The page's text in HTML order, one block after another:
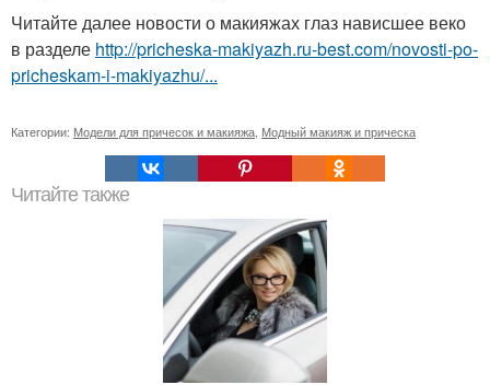
Читайте далее новости о макияжах глаз нависшее веко
в разделе http://pricheska-makiyazh.ru-best.com/novosti-po-
pricheskam-i-makiyazhu/...
Категории: Модели для причесок и макияжа Модный макияж и прическа
Читайте также